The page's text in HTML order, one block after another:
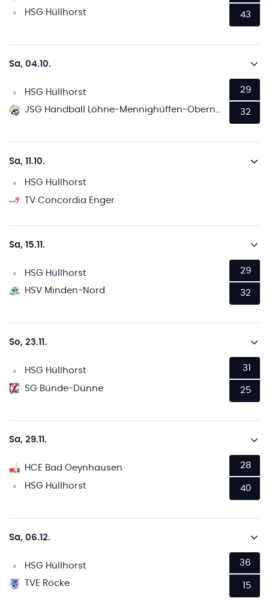
HSG Hüllhorst
43
Sa, 04.10.
HSG Hüllhorst
JSG Handball Löhne-Mennighüffen-Obernbeck
29
32
Sa, 11.10.
HSG Hüllhorst
TV Concordia Enger
Sa, 15.11.
HSG Hüllhorst
HSV Minden-Nord
29
32
So, 23.11.
HSG Hüllhorst
SG Bünde-Dünne
31
25
Sa, 29.11.
HCE Bad Oeynhausen
HSG Hüllhorst
28
40
Sa, 06.12.
HSG Hüllhorst
TVE Röcke
36
15